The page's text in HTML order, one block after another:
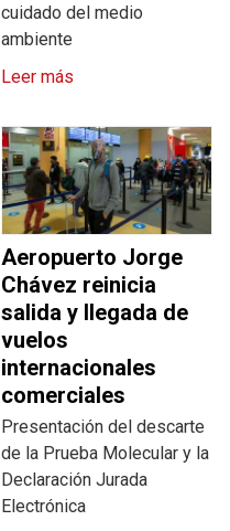
cuidado del medio
ambiente
Leer más
Aeropuerto Jorge
Chávez reinicia
salida y llegada de
vuelos
internacionales
comerciales
Presentación del descarte
de la Prueba Molecular y la
Declaración Jurada
Electrónica